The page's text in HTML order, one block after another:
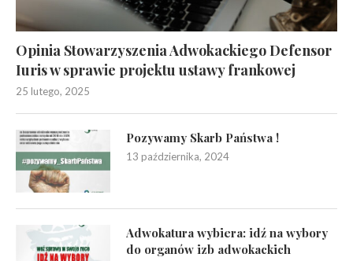
Opinia Stowarzyszenia Adwokackiego Defensor
Iuris w sprawie projektu ustawy frankowej
25 lutego, 2025
Pozywamy Skarb Państwa !
13 października, 2024
Adwokatura wybiera: idź na wybory
do organów izb adwokackich